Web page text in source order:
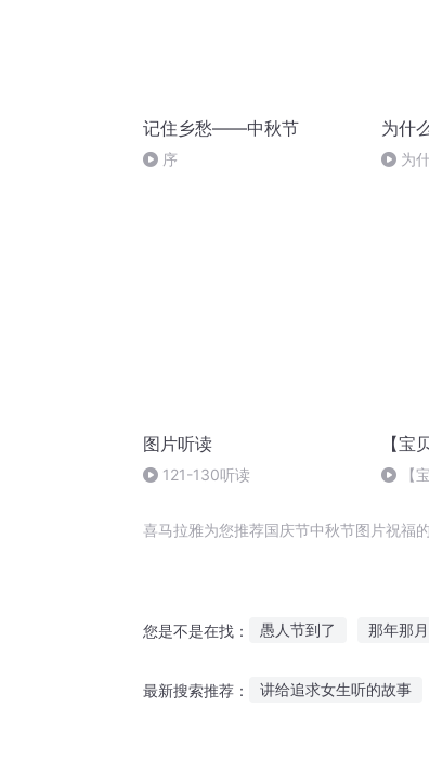
记住乡愁——中秋节
序
为什
为
图片听读
121-130听读
【
【
喜马拉雅为您推荐国庆节中秋节图片祝福
您是不是在找： 愚人节到了 那年那
最新搜索推荐： 讲给追求女生听的故事